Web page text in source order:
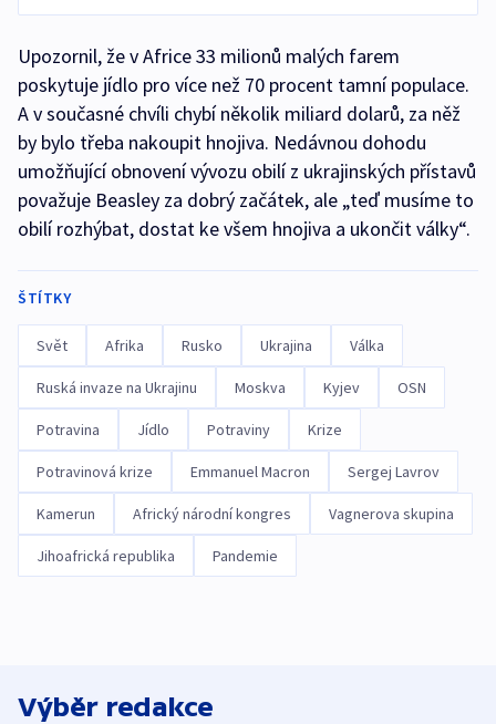
Upozornil, že v Africe 33 milionů malých farem
poskytuje jídlo pro více než 70 procent tamní populace.
A v současné chvíli chybí několik miliard dolarů, za něž
by bylo třeba nakoupit hnojiva. Nedávnou dohodu
umožňující obnovení vývozu obilí z ukrajinských přístavů
považuje Beasley za dobrý začátek, ale „teď musíme to
obilí rozhýbat, dostat ke všem hnojiva a ukončit války“.
ŠTÍTKY
Svět Afrika Rusko Ukrajina Válka
Ruská invaze na Ukrajinu Moskva Kyjev OSN
Potravina Jídlo Potraviny Krize
Potravinová krize Emmanuel Macron Sergej Lavrov
Kamerun Africký národní kongres Vagnerova skupina
Jihoafrická republika Pandemie
Výběr redakce